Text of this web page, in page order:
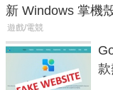
新 Windows 掌機
遊戲/電競